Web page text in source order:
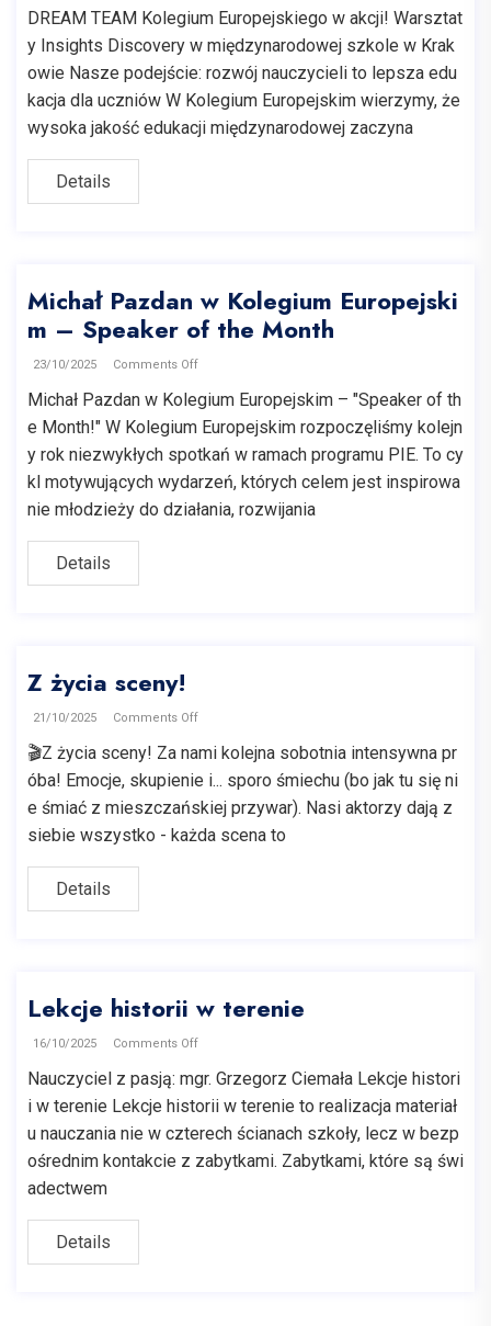
DREAM TEAM Kolegium Europejskiego w akcji! Warsztat
y Insights Discovery w międzynarodowej szkole w Krak
owie Nasze podejście: rozwój nauczycieli to lepsza edu
kacja dla uczniów W Kolegium Europejskim wierzymy, że
wysoka jakość edukacji międzynarodowej zaczyna
Details
Michał Pazdan w Kolegium Europejski
m – Speaker of the Month
23/10/2025 Comments Off
Michał Pazdan w Kolegium Europejskim – "Speaker of th
e Month!" W Kolegium Europejskim rozpoczęliśmy kolejn
y rok niezwykłych spotkań w ramach programu PIE. To cy
kl motywujących wydarzeń, których celem jest inspirowa
nie młodzieży do działania, rozwijania
Details
Z życia sceny!
21/10/2025 Comments Off
🎬Z życia sceny! Za nami kolejna sobotnia intensywna pr
óba! Emocje, skupienie i... sporo śmiechu (bo jak tu się ni
e śmiać z mieszczańskiej przywar). Nasi aktorzy dają z
siebie wszystko - każda scena to
Details
Lekcje historii w terenie
16/10/2025 Comments Off
Nauczyciel z pasją: mgr. Grzegorz Ciemała Lekcje histori
i w terenie Lekcje historii w terenie to realizacja materiał
u nauczania nie w czterech ścianach szkoły, lecz w bezp
ośrednim kontakcie z zabytkami. Zabytkami, które są świ
adectwem
Details